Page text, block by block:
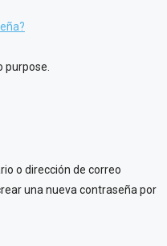
purpose.
o dirección de correo
una nueva contraseña por